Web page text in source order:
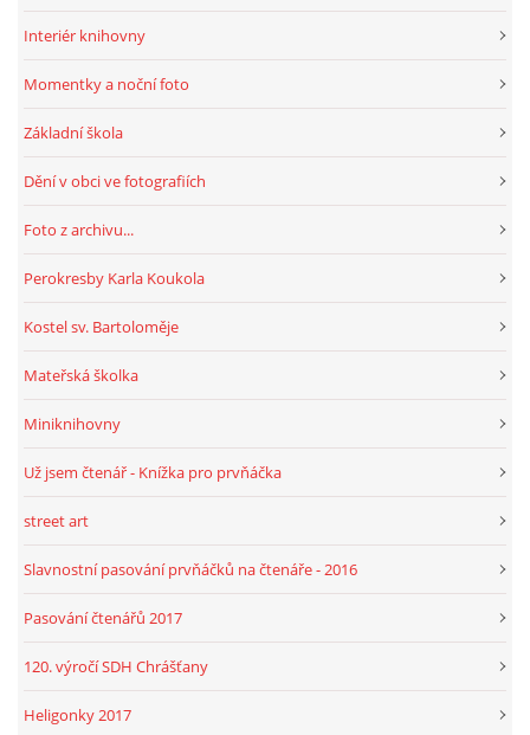
NAPSALI O NÁS....
KNIHOVNÍ ŘÁD
Nahoru ↑
Interiér knihovny
Momentky a noční foto
Základní škola
Dění v obci ve fotografiích
Foto z archivu...
Perokresby Karla Koukola
Kostel sv. Bartoloměje
Mateřská školka
Miniknihovny
Už jsem čtenář - Knížka pro prvňáčka
street art
Slavnostní pasování prvňáčků na čtenáře - 2016
Pasování čtenářů 2017
120. výročí SDH Chrášťany
Heligonky 2017